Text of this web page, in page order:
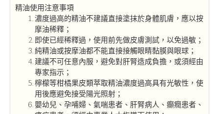
精油使用注意事項
濃度過高的精油不建議直接塗抹於身體肌膚，應以按
摩油稀釋；
即使已經稀釋過，使用前先做皮膚測試，以免過敏；
純精油或按摩油都不能直接接觸眼睛黏膜與眼球；
建議不可任意內服，避免對肝腎造成負擔，或須經由
專家指示；
檸檬等柑橘果皮類萃取精油濃度過高具有光敏性，使
用後應避免接受陽光照射；
嬰幼兒、孕哺婦、氣喘患者、肝腎病人、癲癇患者、